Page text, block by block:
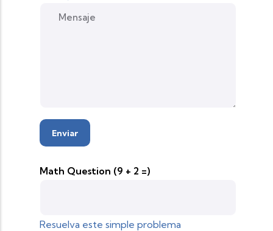
Math Question (9 + 2 =)
Resuelva este simple problema